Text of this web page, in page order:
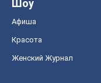
Шоу
Афиша
Красота
Женский Журнал